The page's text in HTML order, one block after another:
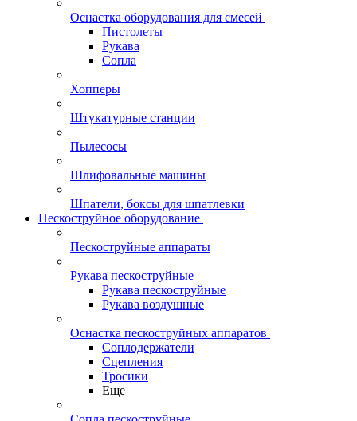
Оснастка оборудования для смесей
Пистолеты
Рукава
Сопла
Хопперы
Штукатурные станции
Пылесосы
Шлифовальные машины
Шпатели, боксы для шпатлевки
Пескоструйное оборудование
Пескоструйные аппараты
Рукава пескоструйные
Рукава пескоструйные
Рукава воздушные
Оснастка пескоструйных аппаратов
Соплодержатели
Сцепления
Тросики
Еще